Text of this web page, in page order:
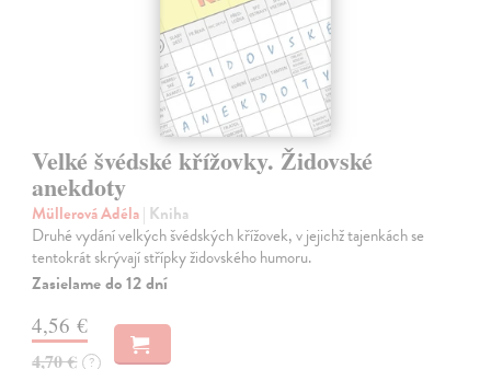
Velké švédské křížovky. Židovské
anekdoty
Müllerová Adéla| Kniha
Druhé vydání velkých švédských křížovek, v jejichž tajenkách se
tentokrát skrývají střípky židovského humoru.
Zasielame do 12 dní
4,56 €
4,70 € ?